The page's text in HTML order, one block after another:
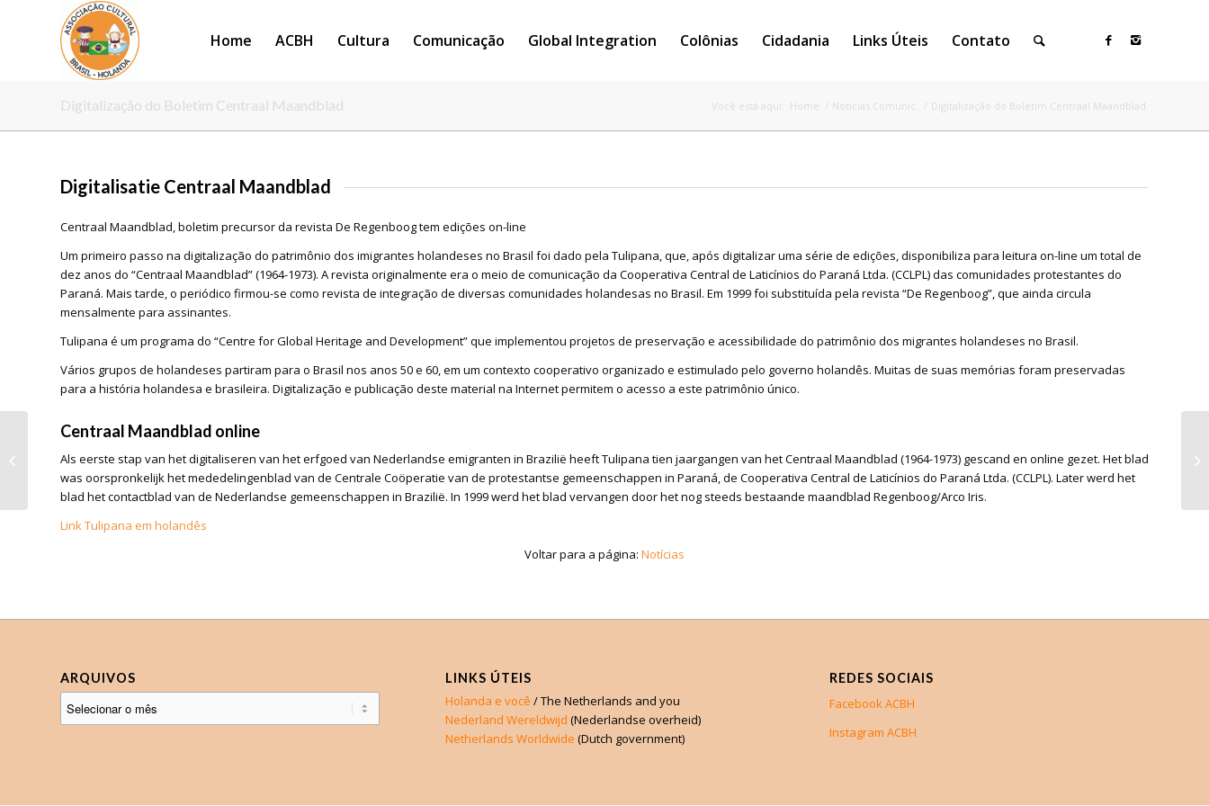
Home ACBH Cultura Comunicação Global Integration Colônias Cidadania Links Úteis Contato
Digitalização do Boletim Centraal Maandblad Você está aqui: Home / Notícias Comunic. / Digitalização do Boletim Centraal Maandblad
Digitalisatie Centraal Maandblad
Centraal Maandblad, boletim precursor da revista De Regenboog tem edições on-line
Um primeiro passo na digitalização do patrimônio dos imigrantes holandeses no Brasil foi dado pela Tulipana, que, após digitalizar uma série de edições, disponibiliza para leitura on-line um total de
dez anos do “Centraal Maandblad” (1964-1973). A revista originalmente era o meio de comunicação da Cooperativa Central de Laticínios do Paraná Ltda. (CCLPL) das comunidades protestantes do
Paraná. Mais tarde, o periódico firmou-se como revista de integração de diversas comunidades holandesas no Brasil. Em 1999 foi substituída pela revista “De Regenboog”, que ainda circula
mensalmente para assinantes.
Tulipana é um programa do “Centre for Global Heritage and Development” que implementou projetos de preservação e acessibilidade do patrimônio dos migrantes holandeses no Brasil.
Vários grupos de holandeses partiram para o Brasil nos anos 50 e 60, em um contexto cooperativo organizado e estimulado pelo governo holandês. Muitas de suas memórias foram preservadas
para a história holandesa e brasileira. Digitalização e publicação deste material na Internet permitem o acesso a este patrimônio único.
Centraal Maandblad online
Als eerste stap van het digitaliseren van het erfgoed van Nederlandse emigranten in Brazilië heeft Tulipana tien jaargangen van het Centraal Maandblad (1964-1973) gescand en online gezet. Het blad
was oorspronkelijk het mededelingenblad van de Centrale Coöperatie van de protestantse gemeenschappen in Paraná, de Cooperativa Central de Laticínios do Paraná Ltda. (CCLPL). Later werd het
blad het contactblad van de Nederlandse gemeenschappen in Brazilië. In 1999 werd het blad vervangen door het nog steeds bestaande maandblad Regenboog/Arco Iris.
Link Tulipana em holandês
Voltar para a página: Notícias
ARQUIVOS LINKS ÚTEIS
Holanda e você / The Netherlands and you
Nederland Wereldwijd (Nederlandse overheid)
Netherlands Worldwide (Dutch government)
REDES SOCIAIS
Facebook ACBH
Instagram ACBH
?? Eindverslag Tulipana
Bronnenonderzoek